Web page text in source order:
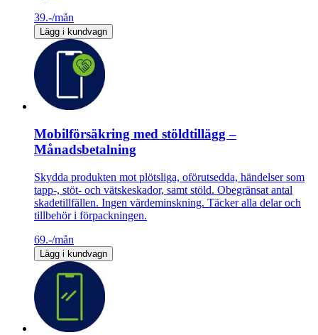
39.-/mån
Lägg i kundvagn
Mobilförsäkring med stöldtillägg –
Månadsbetalning
Skydda produkten mot plötsliga, oförutsedda, händelser som
tapp-, stöt- och vätskeskador, samt stöld. Obegränsat antal
skadetillfällen. Ingen värdeminskning. Täcker alla delar och
tillbehör i förpackningen.
69.-/mån
Lägg i kundvagn